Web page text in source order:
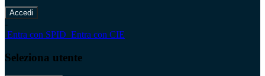
-
Entra con SPID Entra con CIE
Seleziona utente